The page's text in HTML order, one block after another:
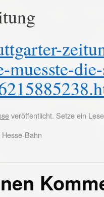
muesste-
veröffentlicht. Setze ein
Bahn